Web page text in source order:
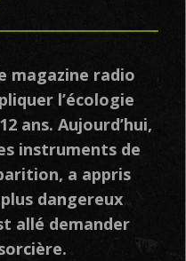
magazine radio
l’écologie
ans. Aujourd’hui,
instruments de
a appris
dangereux
allé demander